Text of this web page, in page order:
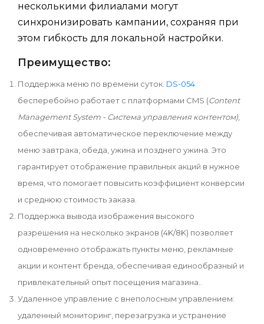
несколькими филиалами могут
синхронизировать кампании, сохраняя при
этом гибкость для локальной настройки.
Преимущество:
Поддержка меню по времени суток. DS-054
бесперебойно работает с платформами CMS (Content
Management System - Система управления контентом),
обеспечивая автоматическое переключение между
меню завтрака, обеда, ужина и позднего ужина. Это
гарантирует отображение правильных акций в нужное
время, что помогает повысить коэффициент конверсии
и среднюю стоимость заказа.
Поддержка вывода изображения высокого
разрешения на несколько экранов (4K/8K) позволяет
одновременно отображать пункты меню, рекламные
акции и контент бренда, обеспечивая единообразный и
привлекательный опыт посещения магазина..
Удаленное управление с внеполосным управлением:
удаленный мониторинг, перезагрузка и устранение